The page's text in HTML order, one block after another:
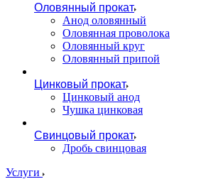
Оловянный прокат
Анод оловянный
Оловянная проволока
Оловянный круг
Оловянный припой
Цинковый прокат
Цинковый анод
Чушка цинковая
Свинцовый прокат
Дробь свинцовая
Услуги